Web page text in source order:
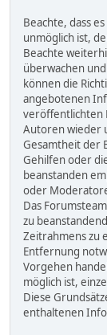
Beachte, dass
unmöglich ist,
Beachte
überwachen
können die
angebotenen
veröffentlichten
Autoren wieder
Gesamtheit der
Gehilfen oder
beanstanden
oder
Das
zu
Zeitrahmens zu
Entfernung
Vorgehen
möglich ist,
Diese
enthaltenen